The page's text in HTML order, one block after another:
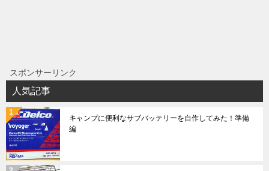
スポンサーリンク
人気記事
キャンプに便利なサブバッテリーを自作してみた！準備
編